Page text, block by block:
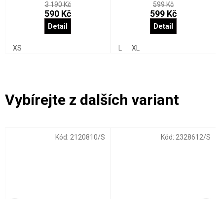
Kód: 2120810/S Kód: 2328612/S
3 190 Kč
590 Kč
Detail
XS
599 Kč
599 Kč
Detail
L XL